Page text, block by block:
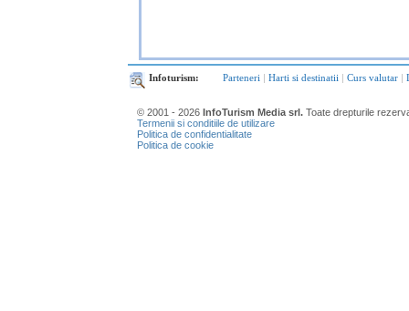
Infoturism: Parteneri | Harti si destinatii | Curs valutar |
© 2001 - 2026 InfoTurism Media srl. Toate drepturile
Termenii si conditiile de utilizare
Politica de confidentialitate
Politica de cookie